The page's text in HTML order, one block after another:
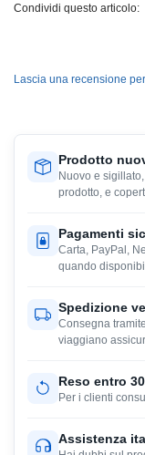
Condividi questo articolo:
Lascia una recensione
Prodotto
Nuovo e
prodotto, e
Pagamenti
Carta, PayPal,
quando
Spedizione
Consegna
viaggiano
Reso entro
Per i clienti
Assistenza